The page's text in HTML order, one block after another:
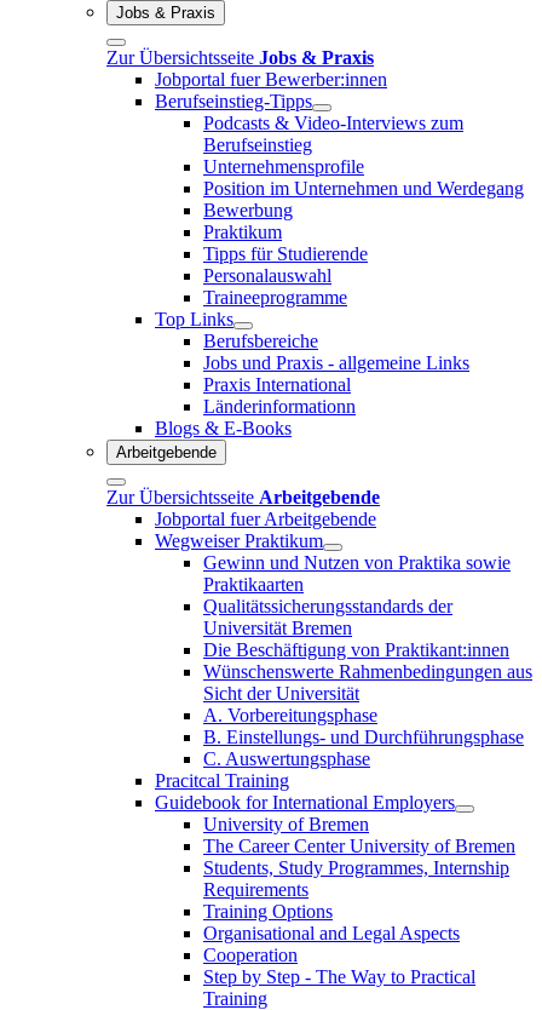
Jobs & Praxis
Zur Übersichtsseite Jobs & Praxis
Jobportal fuer Bewerber:innen
Berufseinstieg-Tipps
Podcasts & Video-Interviews zum
Berufseinstieg
Unternehmensprofile
Position im Unternehmen und Werdegang
Bewerbung
Praktikum
Tipps für Studierende
Personalauswahl
Traineeprogramme
Top Links
Berufsbereiche
Jobs und Praxis - allgemeine Links
Praxis International
Länderinformationn
Blogs & E-Books
Arbeitgebende
Zur Übersichtsseite Arbeitgebende
Jobportal fuer Arbeitgebende
Wegweiser Praktikum
Gewinn und Nutzen von Praktika sowie
Praktikaarten
Qualitätssicherungsstandards der
Universität Bremen
Die Beschäftigung von Praktikant:innen
Wünschenswerte Rahmenbedingungen aus
Sicht der Universität
A. Vorbereitungsphase
B. Einstellungs- und Durchführungsphase
C. Auswertungsphase
Pracitcal Training
Guidebook for International Employers
University of Bremen
The Career Center University of Bremen
Students, Study Programmes, Internship
Requirements
Training Options
Organisational and Legal Aspects
Cooperation
Step by Step - The Way to Practical
Training